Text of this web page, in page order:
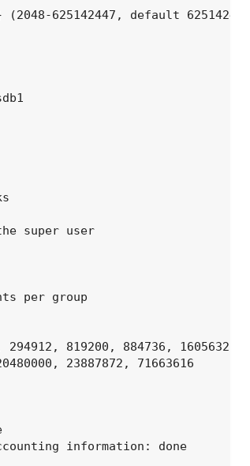
625142447, default
super user
per group
294912, 819200, 884736, 1605632,
23887872, 71663616
information: done